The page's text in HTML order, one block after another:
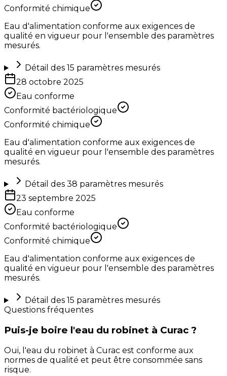
Conformité chimique
Eau d'alimentation conforme aux exigences de
qualité en vigueur pour l'ensemble des paramètres
mesurés.
Détail des 15 paramètres mesurés
28 octobre 2025
Eau conforme
Conformité bactériologique
Conformité chimique
Eau d'alimentation conforme aux exigences de
qualité en vigueur pour l'ensemble des paramètres
mesurés.
Détail des 38 paramètres mesurés
23 septembre 2025
Eau conforme
Conformité bactériologique
Conformité chimique
Eau d'alimentation conforme aux exigences de
qualité en vigueur pour l'ensemble des paramètres
mesurés.
Détail des 15 paramètres mesurés
Questions fréquentes
Puis-je boire l'eau du robinet à Curac ?
Oui, l'eau du robinet à Curac est conforme aux
normes de qualité et peut être consommée sans
risque.